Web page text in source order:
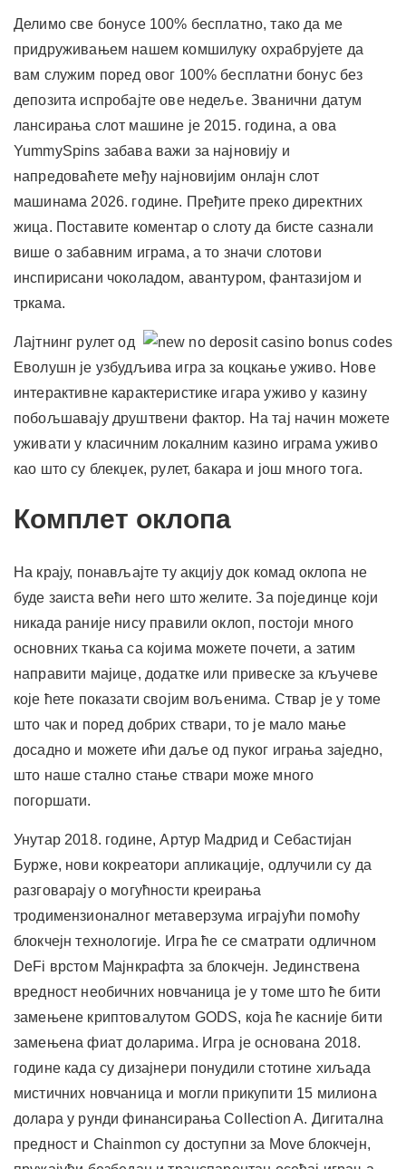
Делимо све бонусе 100% бесплатно, тако да ме
придруживањем нашем комшилуку охрабрујете да
вам служим поред овог 100% бесплатни бонус без
депозита испробајте ове недеље. Званични датум
лансирања слот машине је 2015. година, а ова
YummySpins забава важи за најновију и
напредоваћете међу најновијим онлајн слот
машинама 2026. године. Пређите преко директних
жица. Поставите коментар о слоту да бисте сазнали
више о забавним играма, а то значи слотови
инспирисани чоколадом, авантуром, фантазијом и
тркама.
Лајтнинг рулет од
Еволушн је узбудљива игра за коцкање уживо. Нове
интерактивне карактеристике игара уживо у казину
побољшавају друштвени фактор. На тај начин можете
уживати у класичним локалним казино играма уживо
као што су блекџек, рулет, бакара и још много тога.
Комплет оклопа
На крају, понављајте ту акцију док комад оклопа не
буде заиста већи него што желите. За појединце који
никада раније нису правили оклоп, постоји много
основних ткања са којима можете почети, а затим
направити мајице, додатке или привеске за кључеве
које ћете показати својим вољенима. Ствар је у томе
што чак и поред добрих ствари, то је мало мање
досадно и можете ићи даље од пуког играња заједно,
што наше стално стање ствари може много
погоршати.
Унутар 2018. године, Артур Мадрид и Себастијан
Бурже, нови кокреатори апликације, одлучили су да
разговарају о могућности креирања
тродимензионалног метаверзума играјући помоћу
блокчејн технологије. Игра ће се сматрати одличном
DeFi врстом Мајнкрафта за блокчејн. Јединствена
вредност необичних новчаница је у томе што ће бити
замењене криптовалутом GODS, која ће касније бити
замењена фиат доларима. Игра је основана 2018.
године када су дизајнери понудили стотине хиљада
мистичних новчаница и могли прикупити 15 милиона
долара у рунди финансирања Collection A. Дигитална
предност и Chainmon су доступни за Move блокчејн,